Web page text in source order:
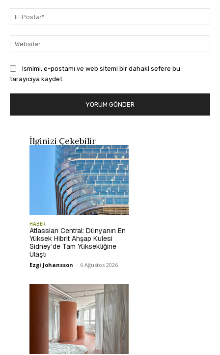
Ismimi, e-postamı ve web sitemi bir dahaki sefere bu
tarayıcıya kaydet.
İlginizi Çekebilir
HABER
Atlassian Central: Dünyanın En
Yüksek Hibrit Ahşap Kulesi
Sidney’de Tam Yüksekliğine
Ulaştı
Ezgi Johansson - 6 Ağustos 2026